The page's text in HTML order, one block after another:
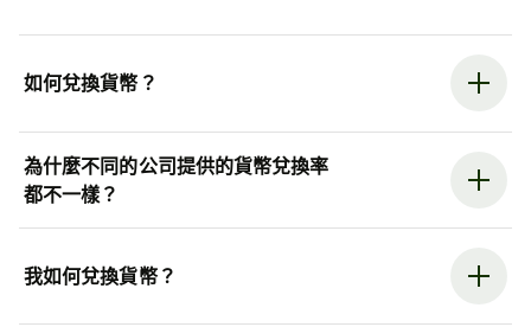
如何兌換貨幣？
為什麼不同的公司提供的貨幣兌換率
都不一樣？
我如何兌換貨幣？